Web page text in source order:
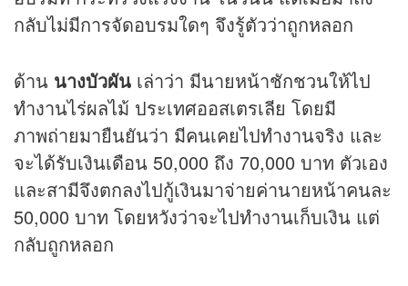
กลับไม่มีการจัดอบรมใดๆ จึงรู้ตัวว่าถูกหลอก
ด้าน นางบัวผัน เล่าว่า มีนายหน้าชักชวนให้ไป
ทำงานไร่ผลไม้ ประเทศออสเตรเลีย โดยมี
ภาพถ่ายมายืนยันว่า มีคนเคยไปทำงานจริง และ
จะได้รับเงินเดือน 50,000 ถึง 70,000 บาท ตัวเอง
และสามีจึงตกลงไปกู้เงินมาจ่ายค่านายหน้าคนละ
50,000 บาท โดยหวังว่าจะไปทำงานเก็บเงิน แต่
กลับถูกหลอก